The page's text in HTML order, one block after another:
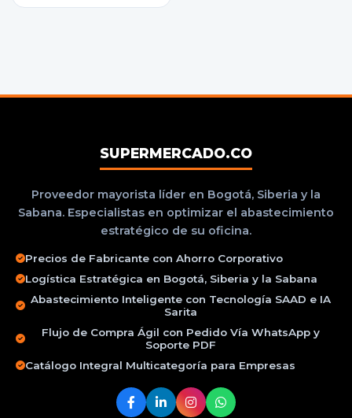
SUPERMERCADO.CO
Proveedor mayorista líder en Bogotá, Siberia y la
Sabana. Especialistas en optimizar el abastecimiento
estratégico de su oficina.
Precios de Fabricante con Ahorro Corporativo
Logística Estratégica en Bogotá, Siberia y la Sabana
Abastecimiento Inteligente con Tecnología SAAD e IA
Sarita
Flujo de Compra Ágil con Pedido Vía WhatsApp y
Soporte PDF
Catálogo Integral Multicategoría para Empresas